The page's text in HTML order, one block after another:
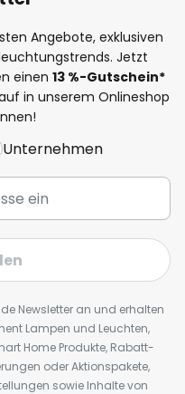
Angebote, exklusiven
Jetzt
einen 13 %-Gutschein*
in unserem Onlineshop
Unternehmen
Newsletter an und erhalten
Lampen und Leuchten,
Home Produkte, Rabatt-
oder Aktionspakete,
sowie Inhalte von